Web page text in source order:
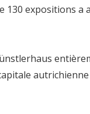
130 expositions a